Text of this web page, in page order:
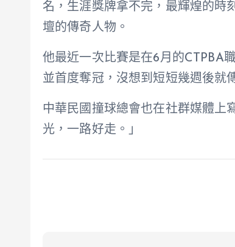
名，生涯獎牌拿不完，最輝煌的時
壇的傳奇人物。
他最近一次比賽是在6月的CTPBA
並首度奪冠，沒想到短短幾週後就
中華民國撞球總會也在社群媒體上
光，一路好走。」